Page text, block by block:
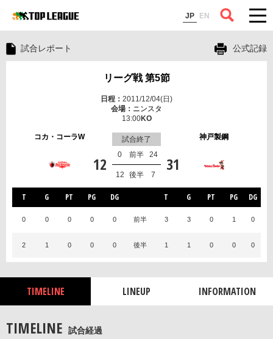
JP EN
コラム
試合レポート 公式記録
リーグ戦 第5節
2011/12/04(日)
ニンスタ
13:00
コカ・コーラW 神戸製鋼
試合終了
12 31
前半
0 24
後半
12 7
T G PT PG DG T G PT PG DG
0 0 0 0 0 前半 3 3 0 1 0
2 1 0 0 0 後半 1 1 0 0 0
TIMELINE LINEUP INFORMATION
TIMELINE 試合経過